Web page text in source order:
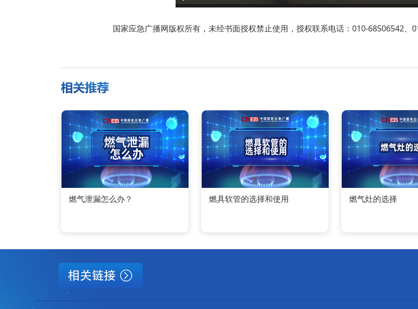
国家应急广播网版权所有，未经书面授权禁止使用，授权联系电话：010-68506542、
燃气泄漏怎么办？ 燃具软管的选择和使用 燃气灶的选择